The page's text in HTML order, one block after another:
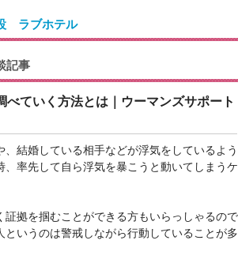
ラブホテル
記事
べていく方法とは｜ウーマンズサポート
、結婚している相手などが浮気をしているよう
、率先して自ら浮気を暴こうと動いてしまうケ
証拠を掴むことができる方もいらっしゃるので
というのは警戒しながら行動していることが多